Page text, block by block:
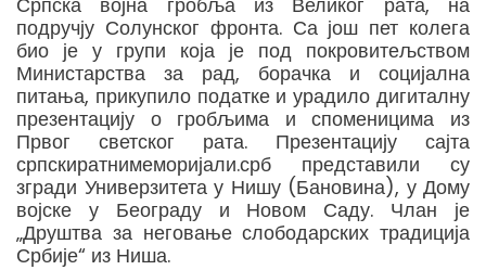
подручју Солунског фронта. Са још пет колега
био је у групи која је под покровитељством
Министарства за рад, борачка и социјална
питања, прикупило податке и урадило дигиталну
презентацију о гробљима и споменицима из
Првог светског рата. Презентацију сајта
српскиратнимеморијали.срб представили су
згради Универзитета у Нишу (Бановина), у Дому
војске у Београду и Новом Саду. Члан је
„Друштва за неговање слободарских традиција
Србије“ из Ниша.